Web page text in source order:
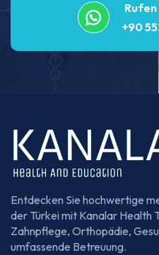
Rufen
+90
Entdecken Sie hochwertige
der Türkei mit Kanalar Health
Zahnpflege, Orthopädie,
umfassende Betreuung.